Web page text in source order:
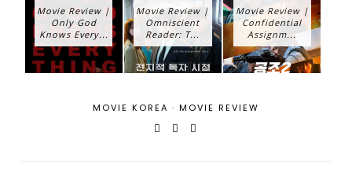
Movie Review |
Only God
Knows Every...
Movie Review |
Omniscient
Reader: T...
Movie Review |
Confidential
Assignm...
MOVIE KOREA · MOVIE REVIEW